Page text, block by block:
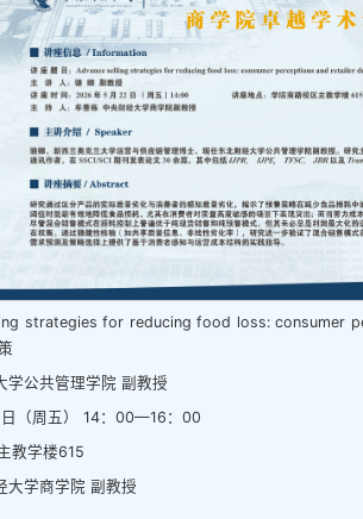
strategies for reducing food loss: consumer
学公共管理学院 副教授
（周五） 14：00—16：00
教学楼615
大学商学院 副教授